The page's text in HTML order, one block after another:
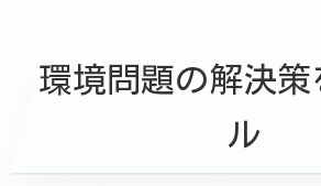
環境問題の解決策
ル